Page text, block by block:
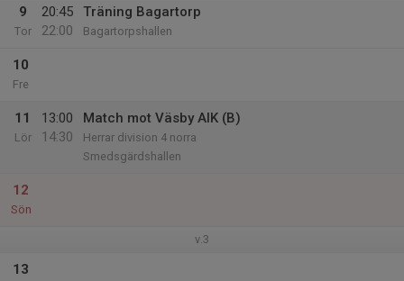
9
Tor
20:45
22:00
Träning Bagartorp
Bagartorpshallen
10
Fre
11
Lör
13:00
14:30
Match mot Väsby AIK (B)
Herrar division 4 norra
Smedsgärdshallen
12
Sön
v.3
13